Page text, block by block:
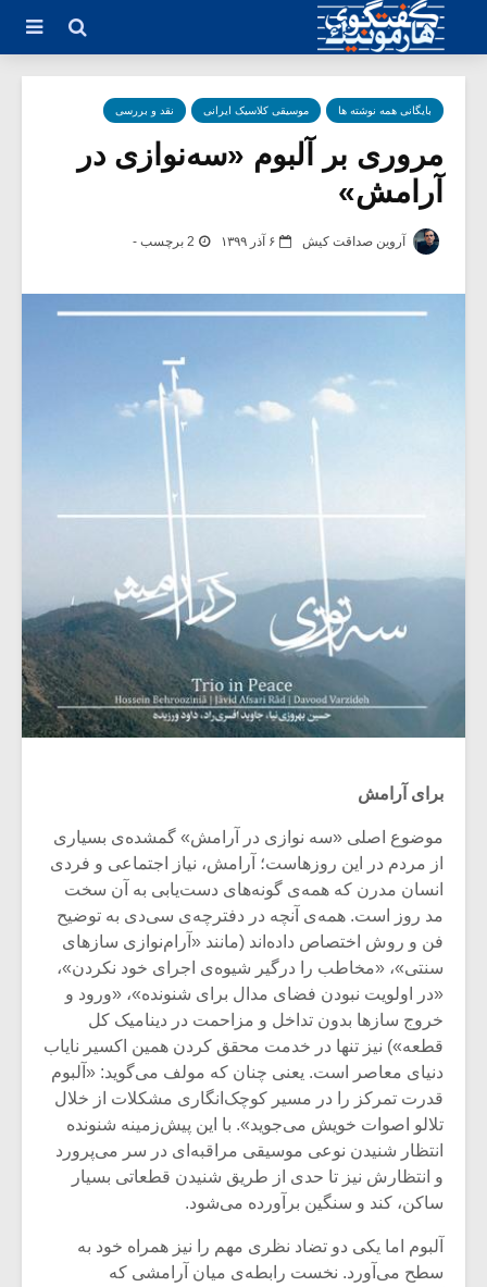
بایگانی همه نوشته ها موسیقی کلاسیک ایرانی نقد و بررسی
مروری بر آلبوم «سه‌نوازی در
آرامش»
آروین صداقت کیش ۶ آذر ۱۳۹۹ 2 برچسب -
برای آرامش
موضوع اصلی «سه‌ نوازی در آرامش» گمشده‌ی بسیاری
از مردم در این روزهاست؛ آرامش، نیاز اجتماعی و فردی
انسان مدرن که همه‌ی گونه‌های دست‌یابی به آن سخت
مد روز است. همه‌ی آنچه در دفترچه‌ی سی‌دی به توضیح
فن و روش اختصاص داده‌اند (مانند «آرام‌نوازی سازهای
سنتی»، «مخاطب را درگیر شیوه‌ی اجرای خود نکردن»،
«در اولویت نبودن فضای مدال برای شنونده»، «ورود و
خروج سازها بدون تداخل و مزاحمت در دینامیک کل
قطعه») نیز تنها در خدمت محقق کردن همین اکسیر نایاب
دنیای معاصر است. یعنی چنان که مولف می‌گوید: «آلبوم
قدرت تمرکز را در مسیر کوچک‌انگاری مشکلات از خلال
تلالو اصوات خویش می‌جوید». با این پیش‌زمینه شنونده
انتظار شنیدن نوعی موسیقی مراقبه‌ای در سر می‌پرورد
و انتظارش نیز تا حدی از طریق شنیدن قطعاتی بسیار
ساکن، کند و سنگین برآورده می‌شود.
آلبوم اما یکی دو تضاد نظری مهم را نیز همراه خود به
سطح می‌آورد. نخست رابطه‌ی میان آرامشی که